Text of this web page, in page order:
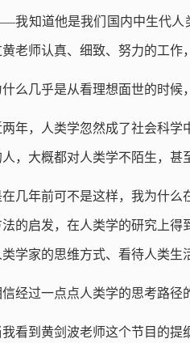
我知道他是我们国内中生代人
老师认真、细致、努力的工作
么几乎是从看理想面世的时候
年，人类学忽然成了社会科学
，大概都对人类学不陌生，甚
几年前可不是这样，我为什么
的启发，在人类学的研究上得
学家的思维方式、看待人类生
经过一点点人类学的思考路径
我看到黄剑波老师这个节目的